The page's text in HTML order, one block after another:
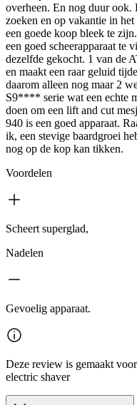
overheen. En nog duur ook.
zoeken en op vakantie in
een goede koop bleek te
een goed scheerapparaat te
dezelfde gekocht. 1 van de
en maakt een raar geluid
daarom alleen nog maar 2
S9**** serie wat een echte
doen om een lift and cut
940 is een goed apparaat.
ik, een stevige baardgroei
nog op de kop kan tikken.
Voordelen
Scheert superglad,
Nadelen
Gevoelig apparaat.
Deze review is gemaakt
electric shaver